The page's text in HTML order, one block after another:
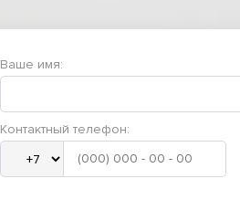
Ваше имя:
Контактный телефон: